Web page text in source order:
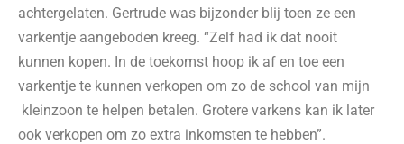
achtergelaten. Gertrude was bijzonder blij toen ze een
varkentje aangeboden kreeg. “Zelf had ik dat nooit
kunnen kopen. In de toekomst hoop ik af en toe een
varkentje te kunnen verkopen om zo de school van mijn
kleinzoon te helpen betalen. Grotere varkens kan ik later
ook verkopen om zo extra inkomsten te hebben”.